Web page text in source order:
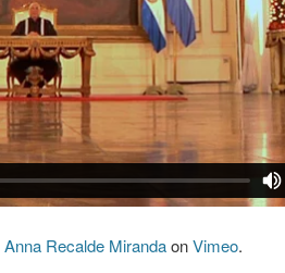
Anna Recalde MirandaonVimeo.